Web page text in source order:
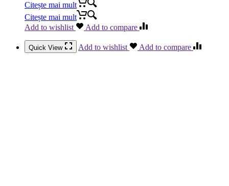
Citește mai mult
Citește mai mult
Add to wishlist
Add to compare
Quick View Add to wishlist Add to compare